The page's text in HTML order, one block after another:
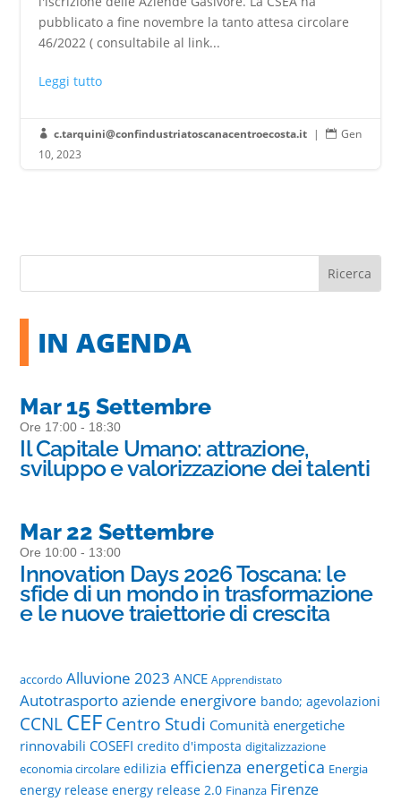
pubblicato a fine novembre la tanto attesa circolare
46/2022 ( consultabile al link...
Leggi tutto
 c.tarquini@confindustriatoscanacentroecosta.it |  Gen
10, 2023
IN AGENDA
Mar 15 Settembre
Ore 17:00 - 18:30
Il Capitale Umano: attrazione,
sviluppo e valorizzazione dei talenti
Mar 22 Settembre
Ore 10:00 - 13:00
Innovation Days 2026 Toscana: le
sfide di un mondo in trasformazione
e le nuove traiettorie di crescita
accordo Alluvione 2023 ANCE Apprendistato
Autotrasportoaziende energivore bando; agevolazioni
CCNLCEF Centro Studi Comunità energetiche
rinnovabili COSEFI credito d'imposta digitalizzazione
economia circolare edilizia efficienza energetica Energia
energy release energy release 2.0 Finanza Firenze